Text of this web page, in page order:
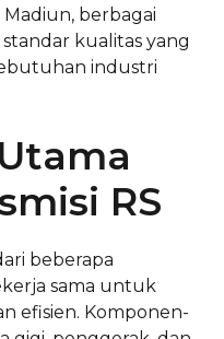
Madiun, berbagai
kualitas yang
industri
RS
beberapa
sama untuk
efisien. Komponen-